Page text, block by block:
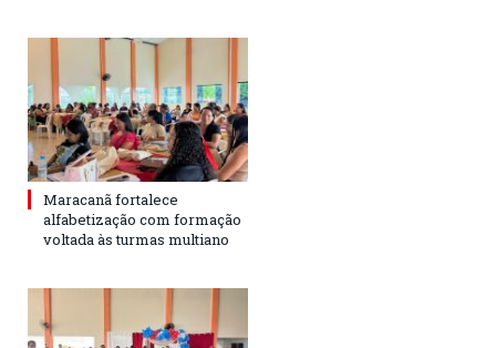
Maracanã fortalece
alfabetização com formação
voltada às turmas multiano